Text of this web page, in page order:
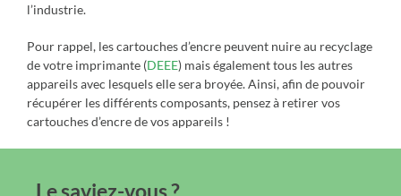
l’industrie.
Pour rappel, les cartouches d’encre peuvent nuire au recyclage
de votre imprimante (DEEE) mais également tous les autres
appareils avec lesquels elle sera broyée. Ainsi, afin de pouvoir
récupérer les différents composants, pensez à retirer vos
cartouches d’encre de vos appareils !
Le saviez-vous ?